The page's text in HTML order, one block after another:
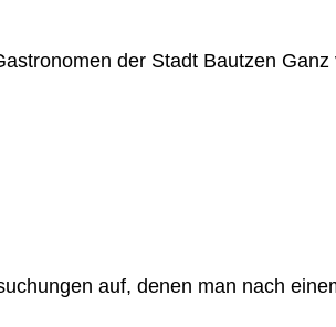
der Stadt Bautzen Ganz
auf, denen man nach